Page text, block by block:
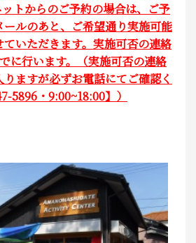
トからのご予約の場合は、ご予
ルのあと、ご希望通り実施可能
いただきます。実施可否の連絡
に行います。（実施可否の連絡
ますが必ずお電話にてご確認く
5896・9:00~18:00】）